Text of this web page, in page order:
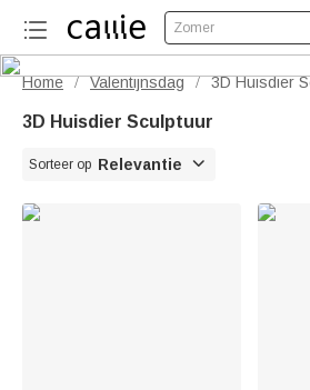
Zomer
Home / Valentijnsdag / 3D Huisdier
3D Huisdier Sculptuur
Sorteer op Relevantie 